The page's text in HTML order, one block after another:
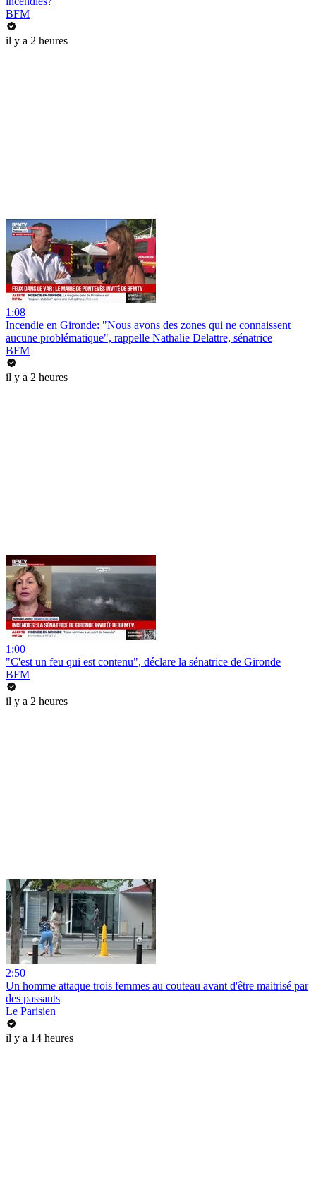
BFM
il y a 2 heures
1:08
Incendie en Gironde: "Nous avons des zones qui ne connaissent
aucune problématique", rappelle Nathalie Delattre, sénatrice
BFM
il y a 2 heures
1:00
"C'est un feu qui est contenu", déclare la sénatrice de Gironde
BFM
il y a 2 heures
2:50
Un homme attaque trois femmes au couteau avant d'être maitrisé par
des passants
Le Parisien
il y a 14 heures